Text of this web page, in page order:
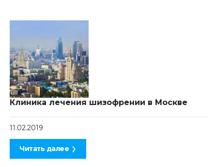
Клиника лечения шизофрении в Москве
11.02.2019
Читать далее